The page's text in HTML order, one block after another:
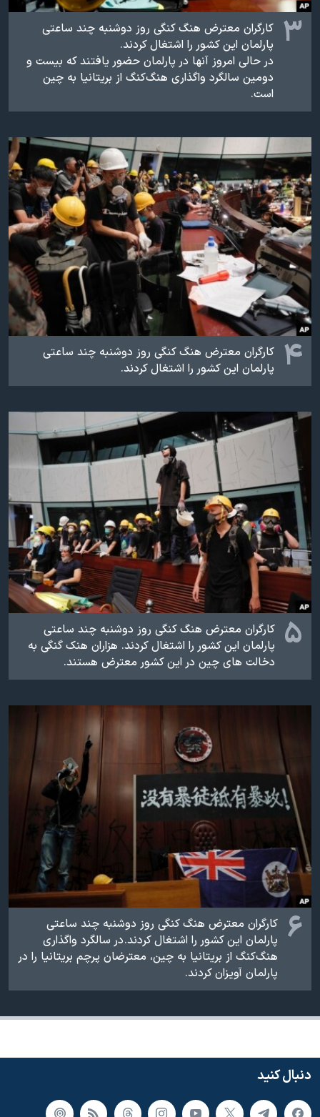
۳ کارگران معترض هنگ کنگی روز دوشنبه چند ساعتی
پارلمان این کشور را اشتغال کردند.
در حالی امروز آنها در پارلمان حضور یافتند که بیست و
دومین سالگرد واگذاری هنگ‌کنگ از بریتانیا به چین
است.
۴ کارگران معترض هنگ کنگی روز دوشنبه چند ساعتی
پارلمان این کشور را اشتغال کردند.
۵ کارگران معترض هنگ کنگی روز دوشنبه چند ساعتی
پارلمان این کشور را اشتغال کردند. هزاران هنک گنگی به
دخالت های چین در این کشور معترض هستند.
۶ کارگران معترض هنگ کنگی روز دوشنبه چند ساعتی
پارلمان این کشور را اشتغال کردند. در سالگرد واگذاری
هنگ‌کنگ از بریتانیا به چین، معترضان پرچم بریتانیا را در
پارلمان آویزان کردند.
دنبال کنید